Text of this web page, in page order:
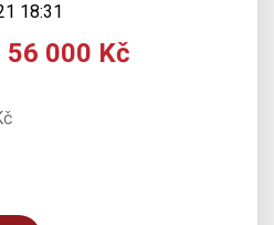
18:31
56 000 Kč